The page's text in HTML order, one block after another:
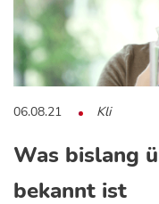
06.08.21 Kli
Was bislang
bekannt ist